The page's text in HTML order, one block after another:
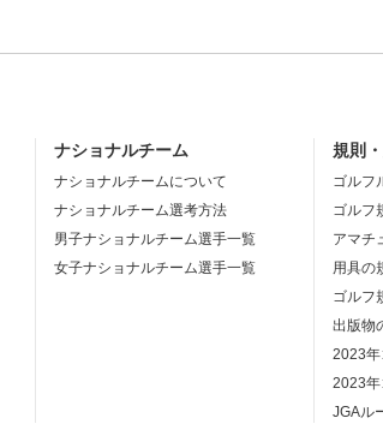
ナショナルチーム
ナショナルチームについて
ナショナルチーム選考方法
男子ナショナルチーム選手一覧
女子ナショナルチーム選手一覧
規則
ゴルフ
ゴルフ
アマチ
用具の
ゴルフ
出版物
2023年
2023
JGAル